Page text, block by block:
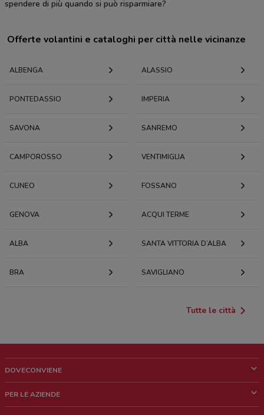
spendere di più quando si può risparmiare?
Offerte volantini e cataloghi per città nelle vicinanze
ALBENGA ALASSIO
PONTEDASSIO IMPERIA
SAVONA SANREMO
CAMPOROSSO VENTIMIGLIA
CUNEO FOSSANO
GENOVA ACQUI TERME
ALBA SANTA VITTORIA D’ALBA
BRA SAVIGLIANO
Tutte le città
DOVECONVIENE
Chi siamo
PER LE AZIENDE